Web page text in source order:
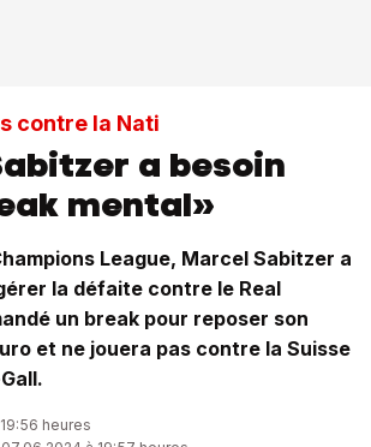
contre la Nati
a besoin
mental»
League, Marcel Sabitzer a
la défaite contre le Real
un break pour reposer son
et ne jouera pas contre la Suisse
heures